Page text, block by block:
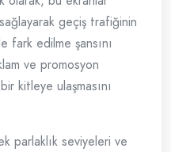
geçiş trafiğinin
edilme şansını
ve promosyon
kitleye ulaşmasını
parlaklık seviyeleri ve